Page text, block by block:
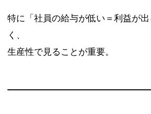
特に「社員の給与が低い＝利益が
く、
生産性で見ることが重要。